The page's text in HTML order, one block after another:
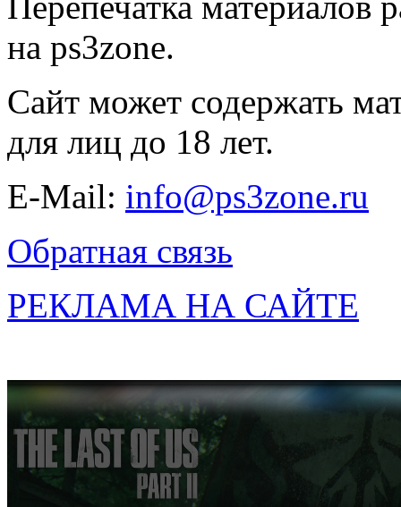
на ps3zone.
Сайт может содержать
для лиц до 18 лет.
E-Mail: info@ps3zone.ru
Обратная связь
РЕКЛАМА НА САЙТЕ